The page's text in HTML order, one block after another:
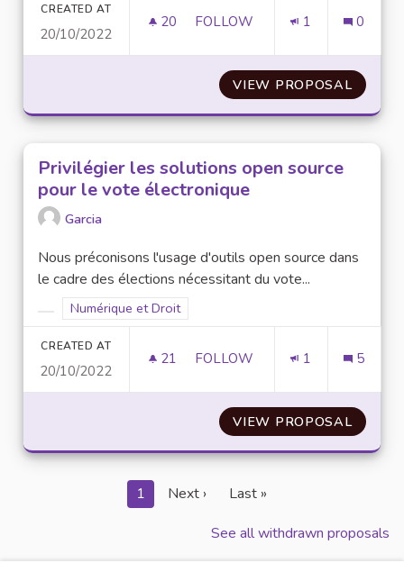
CREATED AT
20/10/2022
20 20 FOLLOWERS
FOLLOW 1 0
VIEW PROPOSAL
Privilégier les solutions open source
pour le vote électronique
Garcia
Nous préconisons l'usage d'outils open source dans
le cadre des élections nécessitant du vote...
Filter results for category:
Filter results for scope: Numérique et Droit
Numérique et Droit
CREATED AT
20/10/2022
21 21 FOLLOWERS
FOLLOW 1 5
VIEW PROPOSAL
1 Next ›
Last »
See all withdrawn proposals